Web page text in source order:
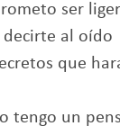
ser
decirte al oído
que
tengo un